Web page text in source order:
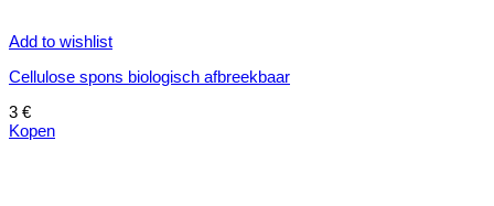
Add to wishlist
Cellulose spons biologisch afbreekbaar
3 €
Kopen